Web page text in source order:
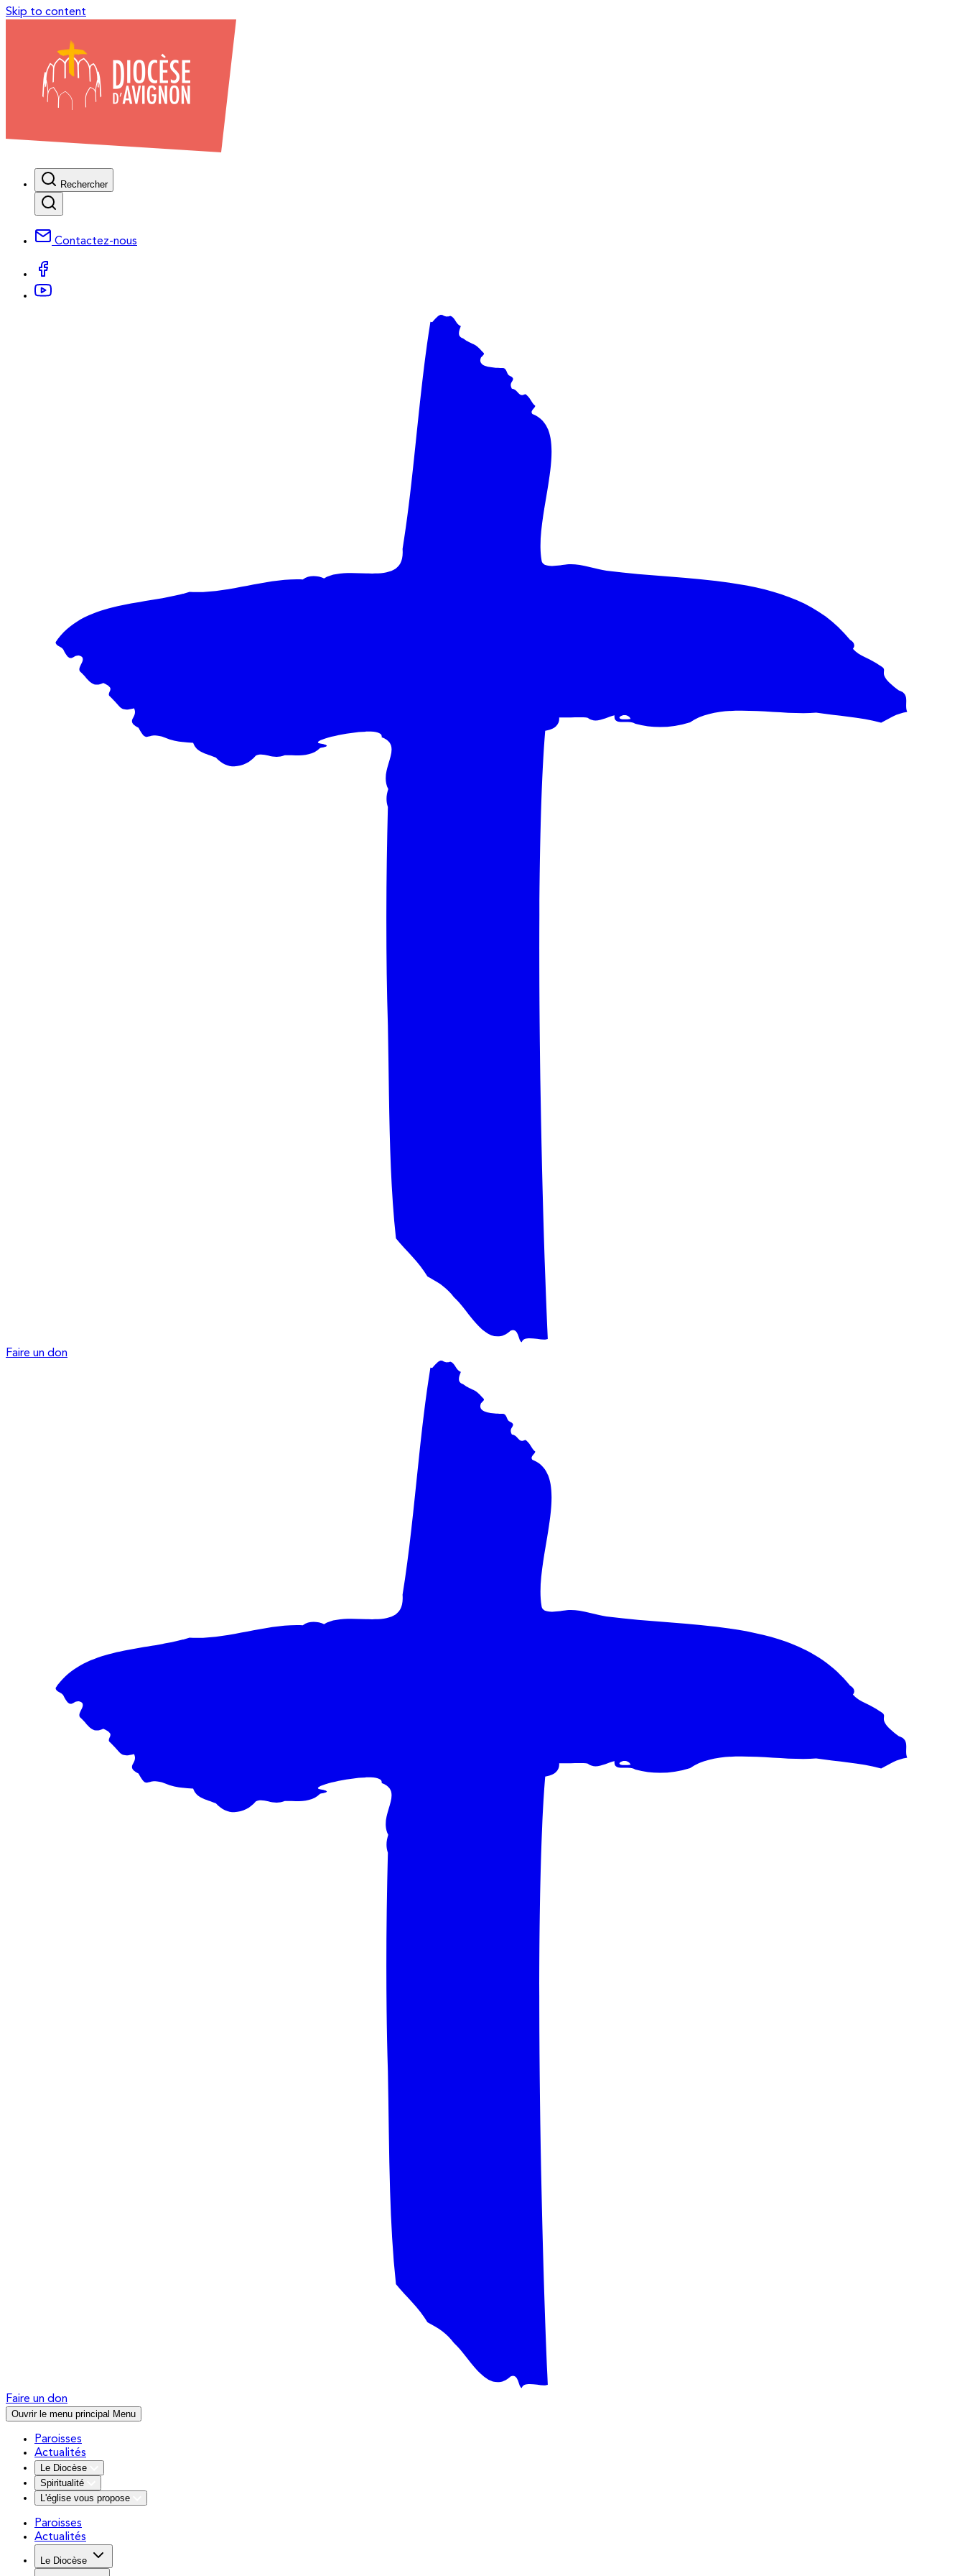
Skip to content
Rechercher
Contactez-nous
Faire un don
Faire un don
Ouvrir le menu principal Menu
Paroisses
Actualités
Le Diocèse
Spiritualité
L'église vous propose
Paroisses
Actualités
Le Diocèse